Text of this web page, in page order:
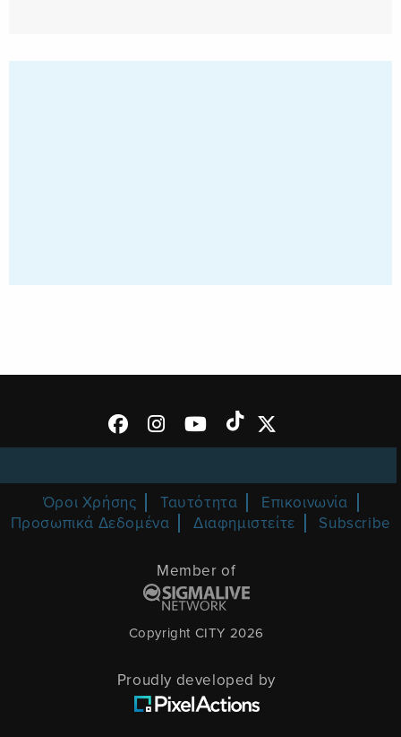
Όροι Χρήσης Ταυτότητα
Επικοινωνία
Προσωπικά Δεδομένα
Διαφημιστείτε Subscribe
Member of
Copyright CITY 2026
Proudly developed by